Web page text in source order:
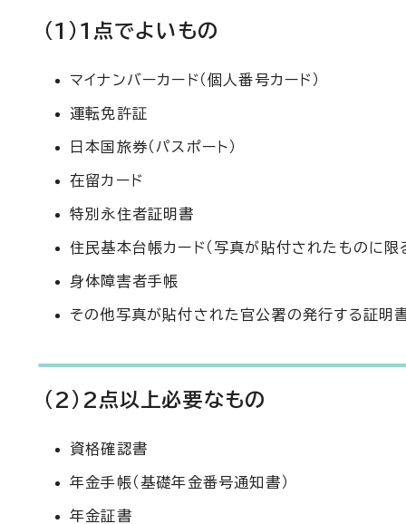
（1）1点でよいもの
マイナンバーカード（個人番号カード）
運転免許証
日本国旅券（パスポート）
在留カード
特別永住者証明書
住民基本台帳カード（写真が貼付されたものに限
身体障害者手帳
その他写真が貼付された官公署の発行する証明
（2）2点以上必要なもの
資格確認書
年金手帳（基礎年金番号通知書）
年金証書